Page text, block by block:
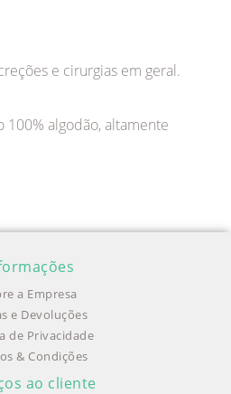
e cirurgias em geral.
algodão, altamente
a Empresa
e Devoluções
de Privacidade
& Condições
ao cliente